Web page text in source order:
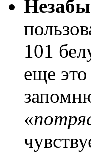
101
еще
«